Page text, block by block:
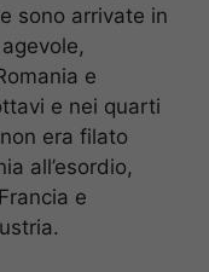
sono arrivate in
e
e nei quarti
era filato
all’esordio,
e